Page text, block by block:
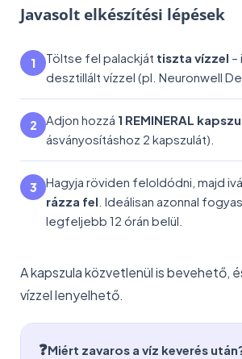
Javasolt elkészítési lépések
Töltse fel palackját tiszta vízzel –
desztillált vízzel (pl. Neuronwell
Adjon hozzá 1 REMINERAL
ásványosításhoz 2 kapszulát).
Hagyja röviden feloldódni, majd
rázza fel . Ideálisan azonnal
legfeljebb 12 órán belül.
A kapszula közvetlenül is bevehető,
vízzel lenyelhető.
❓Miért zavaros a víz keverés